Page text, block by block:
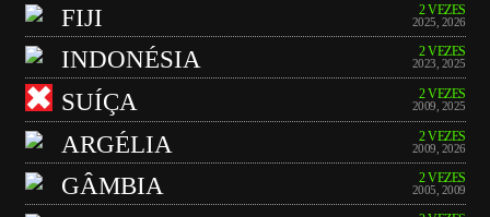
FIJI 2 VEZES
2025 2026
INDONÉSIA 2 VEZES
2023 2025
SUÍÇA 2 VEZES
2009 2025
ARGÉLIA 2 VEZES
2009 2026
GÂMBIA 2 VEZES
2005 2009